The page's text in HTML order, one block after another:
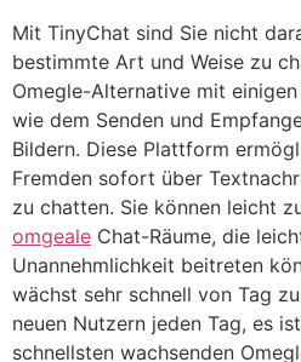
Mit TinyChat sind Sie nicht
bestimmte Art und Weise zu
Omegle-Alternative mit
wie dem Senden und
Bildern. Diese Plattform
Fremden sofort über
zu chatten. Sie können leicht
omgeale Chat-Räume, die
Unannehmlichkeit beitreten
wächst sehr schnell von Tag
neuen Nutzern jeden Tag, es
schnellsten wachsenden